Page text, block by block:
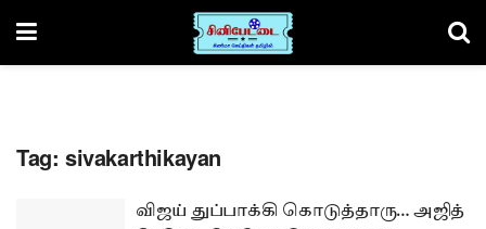
Tag: sivakarthikayan
விஜய் துப்பாக்கி கொடுத்தாரு… அஜித்